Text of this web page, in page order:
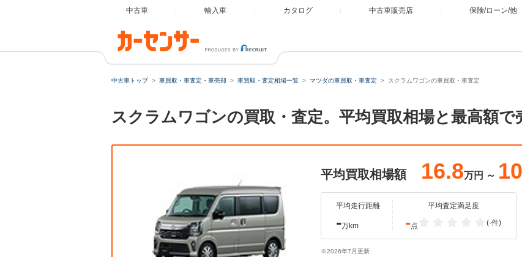
中古車 輸入車 カタログ 中古車販売店 保険/ローン/他
中古車トップ 車買取・車査定・車売却 車買取・査定相場一覧 マツダの車買取・車査定 スクラムワゴンの車買取・車査定
スクラムワゴンの買取・査定。平均買取相場と最高額で
平均買取相場額 16.8万円 ～
平均走行距離
-万km
平均査定満足度
-点 (-件)
※2026年7月更新